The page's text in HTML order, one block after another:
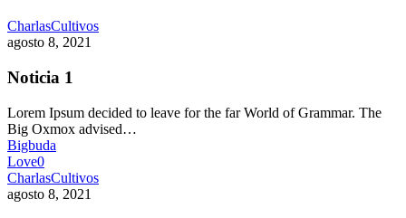
CharlasCultivos
agosto 8, 2021
Noticia 1
Lorem Ipsum decided to leave for the far World of Grammar. The
Big Oxmox advised…
Bigbuda
Love0
CharlasCultivos
agosto 8, 2021